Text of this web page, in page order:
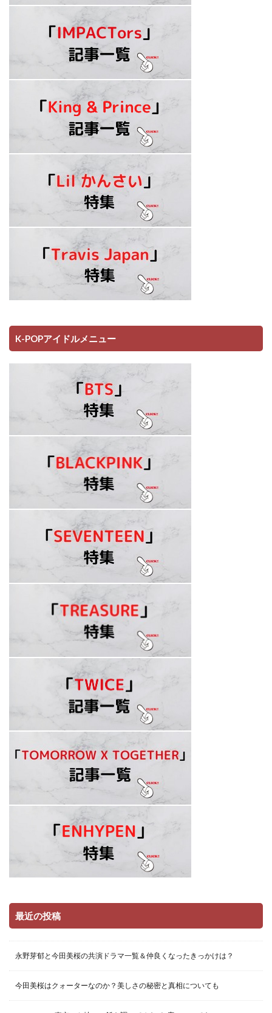
K-POPアイドルメニュー
最近の投稿
永野芽郁と今田美桜の共演ドラマ一覧＆仲良くなったきっかけは？
今田美桜はクォーターなのか？美しさの秘密と真相についても